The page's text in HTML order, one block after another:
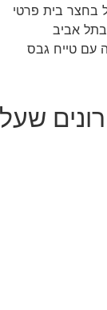
בחצר בית פרטי
אביב
עם טייח גבס